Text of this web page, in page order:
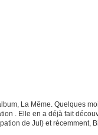
La Même. Quelques
. Elle en a déjà fait
de Jul) et récemment,